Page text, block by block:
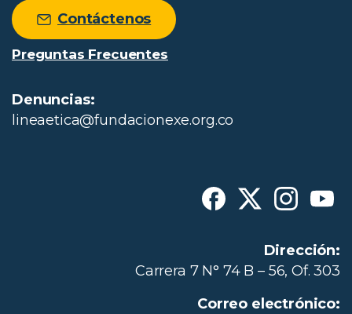
Contáctenos
Preguntas Frecuentes
Denuncias:
lineaetica@fundacionexe.org.co
Dirección:
Carrera 7 N° 74 B – 56, Of. 303
Correo electrónico: